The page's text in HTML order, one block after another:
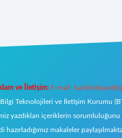
ve İletişim: E-mail:
Teknolojileri ve İletişim Kurumu
yazdıkları içeriklerin
hazırladığımız makaleler